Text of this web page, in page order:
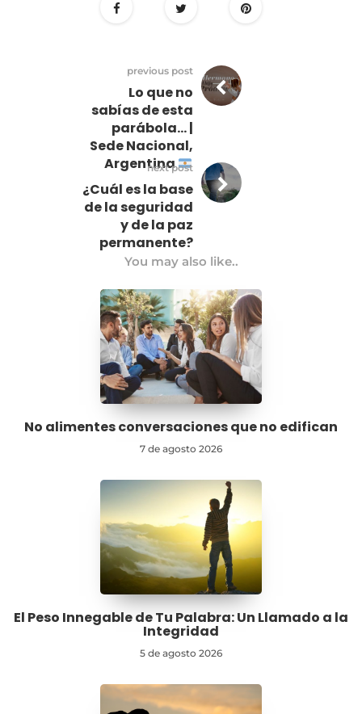
previous post
Lo que no
sabías de esta
parábola… |
Sede Nacional,
Argentina
next post
¿Cuál es la base
de la seguridad
y de la paz
permanente?
You may also like..
No alimentes conversaciones que no edifican
7 de agosto 2026
El Peso Innegable de Tu Palabra: Un Llamado a la
Integridad
5 de agosto 2026